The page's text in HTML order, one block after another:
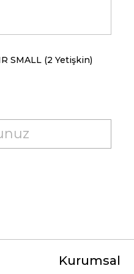
SMALL (2 Yetişkin)
Kurumsal